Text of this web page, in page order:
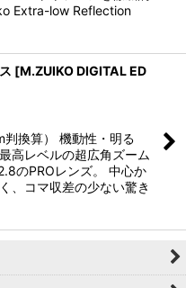
Extra-low Reflection
[M.ZUIKO DIGITAL ED
換算） 機動性・明る
高レベルの超広角ズーム
のPROレンズ。 中心か
、コマ収差の少ない驚き